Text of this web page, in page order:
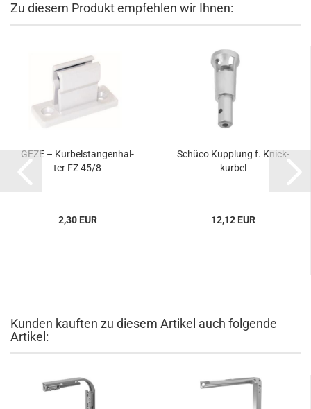
Zu diesem Produkt empfehlen wir Ihnen:
GEZE – Kur­bel­stan­gen­hal­
ter FZ 45/8
2,30 EUR
Schü­co Kupp­lung f. Knick­
kur­bel
12,12 EUR
Kunden kauften zu diesem Artikel auch folgende
Artikel: